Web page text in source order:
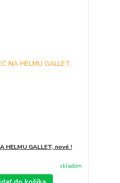
HELMU GALLET, nové !
skladom